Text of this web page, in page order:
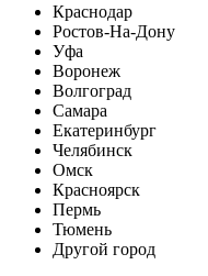
Краснодар
Ростов-На-Дону
Уфа
Воронеж
Волгоград
Самара
Екатеринбург
Челябинск
Омск
Красноярск
Пермь
Тюмень
Другой город